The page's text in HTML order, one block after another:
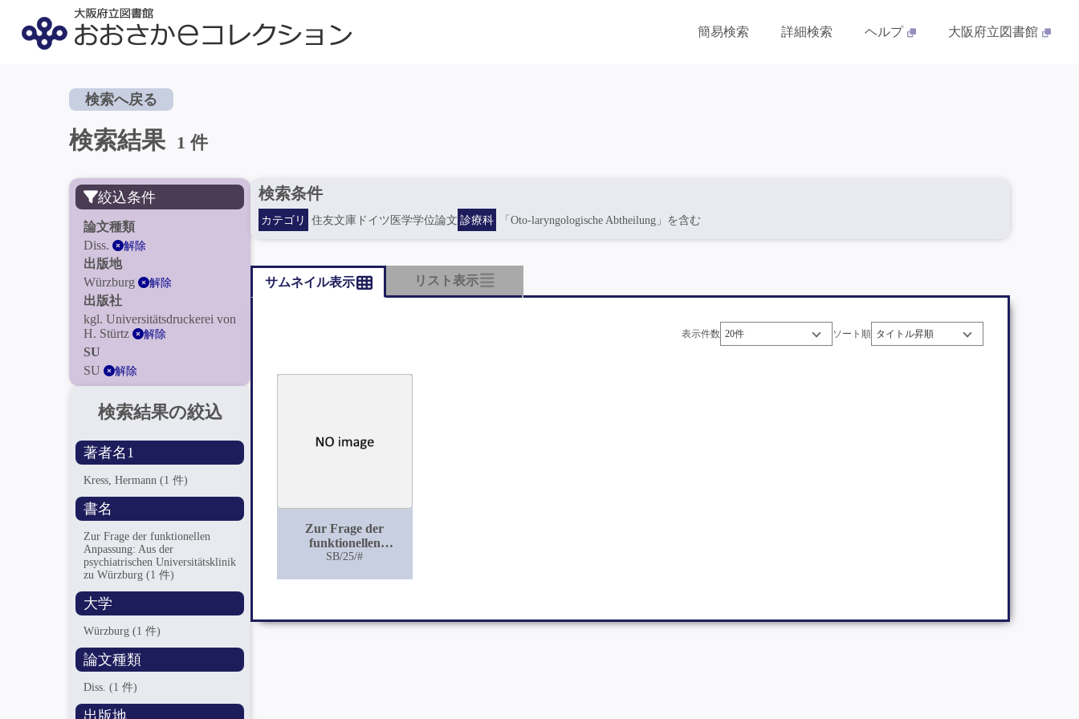
簡易検索 詳細検索 ヘルプ 大阪府立図書館
検索へ戻る
検索結果 1 件
絞込条件
論文種類
Diss.
解除
出版地
Würzburg
解除
出版社
kgl. Universitätsdruckerei von
H. Stürtz
解除
SU
SU
解除
検索結果の絞込
著者名1
Kress, Hermann(1 件)
書名
Zur Frage der funktionellen
Anpassung: Aus der
psychiatrischen Universitätsklinik
zu Würzburg(1 件)
大学
Würzburg(1 件)
論文種類
Diss.(1 件)
出版地
検索条件
カテゴリ 住友文庫ドイツ医学学位論文 診療科 「Oto-laryngologische Abtheilung」を含む
サムネイル表示 リスト表示
表示件数 ソート順
Zur Frage der
funktionellen
Anpassung: Aus der
SB/25/#